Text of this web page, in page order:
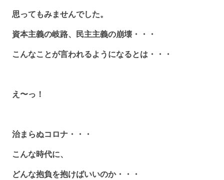
思ってもみませんでした。
資本主義の岐路、民主主義の崩壊・・・
こんなことが言われるようになるとは・・・
え〜っ！
治まらぬコロナ・・・
こんな時代に、
どんな抱負を抱けばいいのか・・・